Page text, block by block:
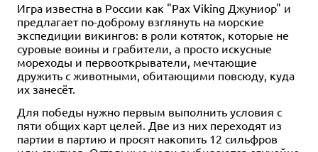
1-4 120 18+
Набор игр Frostpunk: "Мороз
крепчает"
15 284 ₽ 17 980 ₽ -15%
Уведомить о наличии
1-4 120 18+
Набор игр Frostpunk: "Снег в
большом городе"
19 990 ₽ 26 970 ₽ -26%
1-4 120-150 18+ Eng
Frostpunk: The Board Game
7 отзывов
14 990 ₽
Уведомить о наличии
Дополнение 1-4
120-150
18+
Frostpunk: The Board Game.
Dreadnought Expansion
5 490 ₽
Купить
Дополнение 1-4
120-150
18+
Frostpunk: The Board Game.
Miniatures Expansion
10 990 ₽
Уведомить о наличии
Дополнение 1-4
120-150
18+
Frostpunk: The Board Game.
Resources Expansion
6 990 ₽
Дополнение 1-4
120-150
18+
Eng
Frostpunk: The Board Game.
Frostlander Expansion
2 490 ₽
Уведомить о наличии
Дополнение 1-4
120-150
18+
Frostpunk: The Board Game.
Timber City Expansion
8 990 ₽
16+
Игровой коврик Frostpunk
5 490 ₽
Уведомить о наличии
Игра известна в России как "Pax Viking Джуниор" и
предлагает по-доброму взглянуть на морские
экспедиции викингов: в роли котяток, которые не
суровые воины и грабители, а просто искусные
мореходы и первооткрыватели, мечтающие
дружить с животными, обитающими повсюду, куда
их занесёт.
Для победы нужно первым выполнить условия с
пяти общих карт целей. Две из них переходят из
партии в партию и просят накопить 12 сильфров